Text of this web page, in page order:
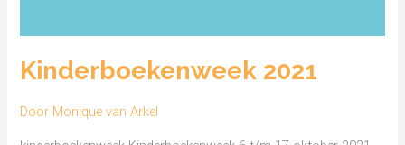
Kinderboekenweek 2021
Door Monique van Arkel